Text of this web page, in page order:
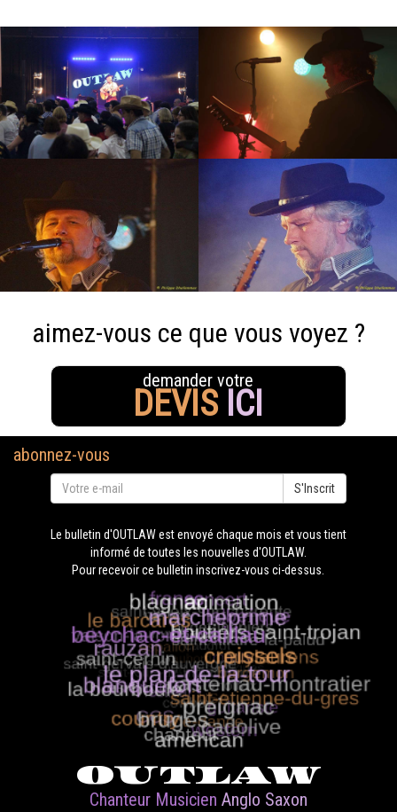
aimez-vous ce que vous voyez ?
demander votre
DEVIS ICI
abonnez-vous
S'Inscrit
Le bulletin d'OUTLAW est envoyé chaque mois et vous tient
informé de toutes les nouvelles d'OUTLAW.
Pour recevoir ce bulletin inscrivez-vous ci-dessus.
OUTLAW
Chanteur Musicien Anglo Saxon